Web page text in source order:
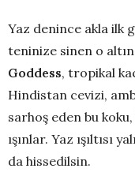
Yaz denince akla ilk
teninize sinen o
Goddess, tropikal
Hindistan cevizi,
sarhoş eden bu
ışınlar. Yaz ışıltısı
da hissedilsin.